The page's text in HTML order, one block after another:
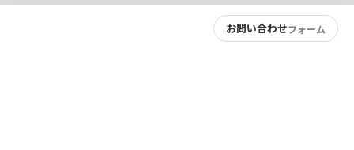
お問い合わせフォーム